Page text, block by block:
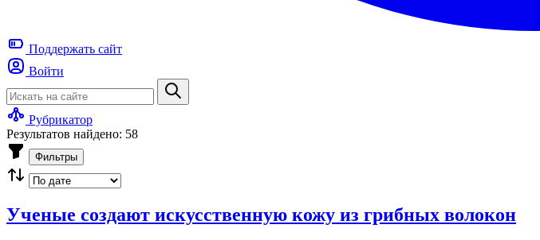
Поддержать сайт
Войти
Рубрикатор
Результатов найдено: 58
Фильтры
Ученые создают искусственную кожу из грибных волокон